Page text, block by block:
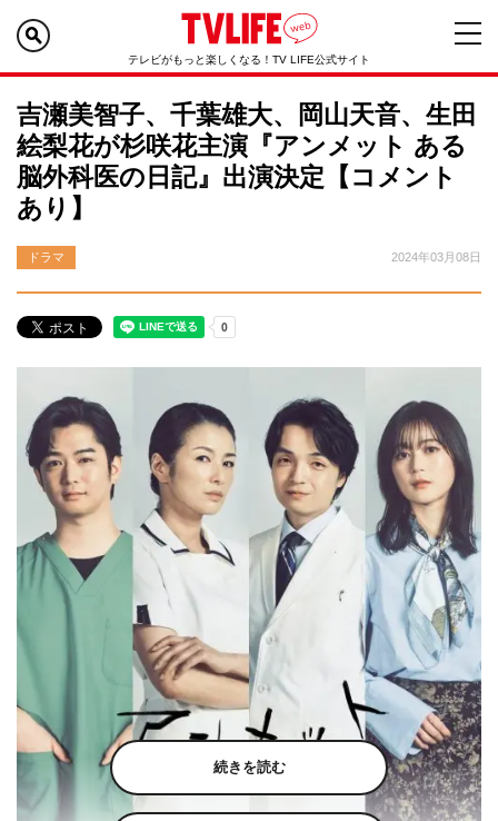
テレビがもっと楽しくなる！TV LIFE公式サイト
吉瀬美智子、千葉雄大、岡山天音、生田
絵梨花が杉咲花主演『アンメット ある
脳外科医の日記』出演決定【コメント
あり】
ドラマ 2024年03月08日
続きを読む